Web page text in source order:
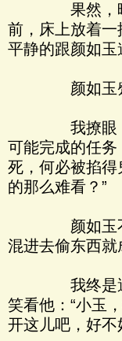
果然，晚饭
前，床上放着
平静的跟颜如玉
颜如玉蹙眉
我撩眼：“
可能完成的任
死，何必被掐
的那么难看？”
颜如玉不耐
混进去偷东西就
我终是逼得
笑看他：“小玉
开这儿吧，好不